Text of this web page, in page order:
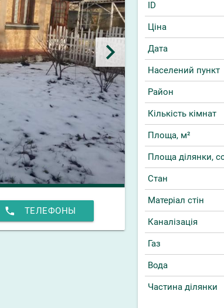
keyboard_arrow_right
phone ТЕЛЕФОНЫ
ID
Ціна
Дата
Населений пункт
Район
Кількість кімнат
Площа, м²
Площа ділянки,
Стан
Матеріал стін
Каналізація
Газ
Вода
Частина ділянки